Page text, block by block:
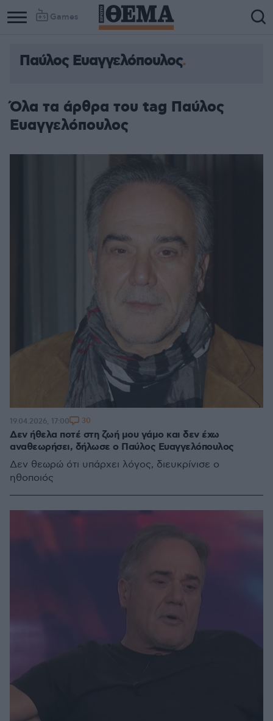
Games
Παύλος Ευαγγελόπουλος
Όλα τα άρθρα του tag Παύλος
Ευαγγελόπουλος
Δεν ήθελα ποτέ στη ζωή μου γάμο και δεν έχω
αναθεωρήσει, δήλωσε ο Παύλος Ευαγγελόπουλος
Δεν θεωρώ ότι υπάρχει λόγος, διευκρίνισε ο
ηθοποιός
19.04.2026, 17:00 30